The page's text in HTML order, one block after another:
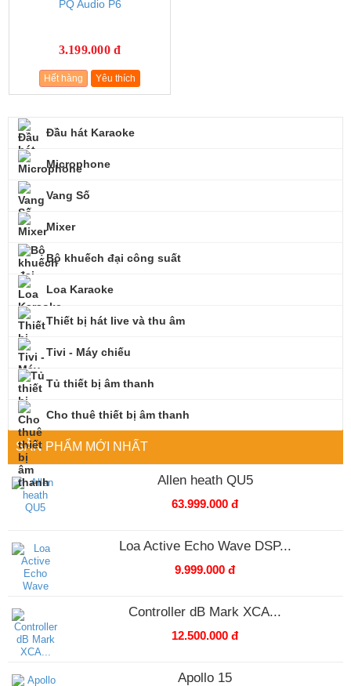
PQ Audio P6
3.199.000 đ
Hết hàng Yêu thích
Đầu hát Karaoke
Microphone
Vang Số
Mixer
Bộ khuếch đại công suất
Loa Karaoke
Thiết bị hát live và thu âm
Tivi - Máy chiếu
Tủ thiết bị âm thanh
Cho thuê thiết bị âm thanh
SẢN PHẨM MỚI NHẤT
Allen heath QU5
63.999.000 đ
Loa Active Echo Wave DSP...
9.999.000 đ
Controller dB Mark XCA...
12.500.000 đ
Apollo 15